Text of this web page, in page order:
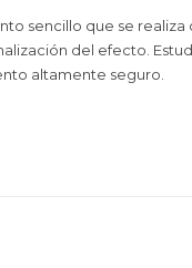
sencillo que se
del efecto.
altamente seguro.